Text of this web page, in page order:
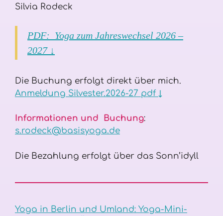
Silvia Rodeck
PDF: Yoga zum Jahreswechsel 2026 –
2027 ↓
Die Buchung erfolgt direkt über mich.
Anmeldung Silvester.2026-27 pdf ↓
Informationen und Buchung:
s.rodeck@basisyoga.de
Die Bezahlung erfolgt über das Sonn’idyll
Yoga in Berlin und Umland: Yoga-Mini-